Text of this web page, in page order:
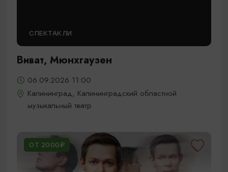
СПЕКТАКЛИ
Виват, Мюнхгаузен
06.09.2026 11:00
Калининград, Калининградский областной
музыкальный театр
ОТ 2000₽